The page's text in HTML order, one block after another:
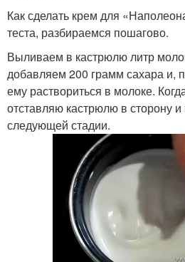
Как сделать крем для
теста, разбираемся пошагово.
Выливаем в кастрюлю литр
добавляем 200 грамм сахара и,
ему раствориться в молоке.
отставляю кастрюлю в сторону
следующей стадии.